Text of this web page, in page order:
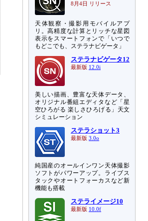
8月4日 リリース
天体観察・撮影用モバイルアプ
リ。高精度な計算とリッチな星図
表示をスマートフォンで「いつで
もどこでも、ステラナビゲータ」
ステラナビゲータ12
最新版 12.0i
美しい描画、豊富な天体データ、
オリジナル番組エディタなど「星
空ひろがる 楽しさひろげる」天文
シミュレーション
ステラショット3
最新版 3.0o
純国産のオールインワン天体撮影
ソフトがパワーアップ。ライブス
タックやオートフォーカスなど新
機能も搭載
ステライメージ10
最新版 10.0f